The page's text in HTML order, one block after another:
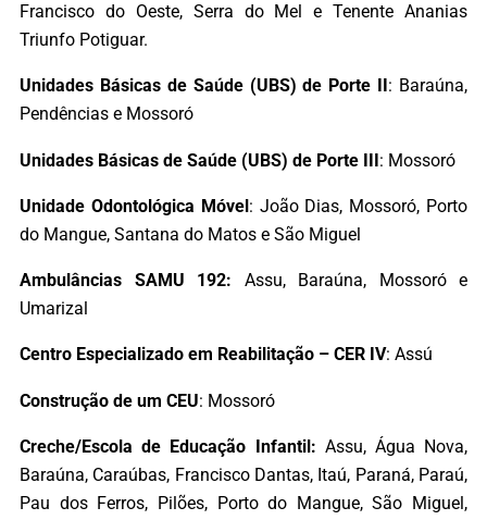
Francisco do Oeste, Serra do Mel e Tenente Ananias
Triunfo Potiguar.
Unidades Básicas de Saúde (UBS) de Porte II : Baraúna,
Pendências e Mossoró
Unidades Básicas de Saúde (UBS) de Porte III: Mossoró
Unidade Odontológica Móvel: João Dias, Mossoró, Porto
do Mangue, Santana do Matos e São Miguel
Ambulâncias SAMU 192: Assu, Baraúna, Mossoró e
Umarizal
Centro Especializado em Reabilitação – CER IV: Assú
Construção de um CEU: Mossoró
Creche/Escola de Educação Infantil: Assu, Água Nova,
Baraúna, Caraúbas, Francisco Dantas, Itaú, Paraná, Paraú,
Pau dos Ferros, Pilões, Porto do Mangue, São Miguel,